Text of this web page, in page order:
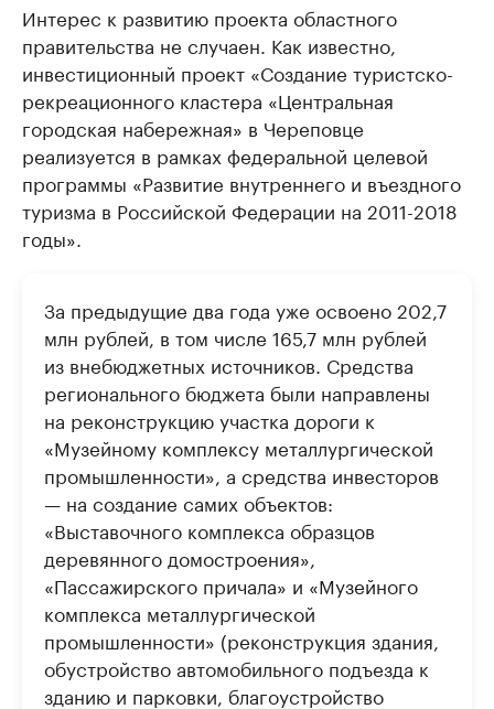
Интерес к развитию проекта областного
правительства не случаен. Как известно,
инвестиционный проект «Создание туристско-
рекреационного кластера «Центральная
городская набережная» в Череповце
реализуется в рамках федеральной целевой
программы «Развитие внутреннего и въездного
туризма в Российской Федерации на 2011-2018
годы».
За предыдущие два года уже освоено 202,7
млн рублей, в том числе 165,7 млн рублей
из внебюджетных источников. Средства
регионального бюджета были направлены
на реконструкцию участка дороги к
«Музейному комплексу металлургической
промышленности», а средства инвесторов
— на создание самих объектов:
«Выставочного комплекса образцов
деревянного домостроения»,
«Пассажирского причала» и «Музейного
комплекса металлургической
промышленности» (реконструкция здания,
обустройство автомобильного подъезда к
зданию и парковки, благоустройство